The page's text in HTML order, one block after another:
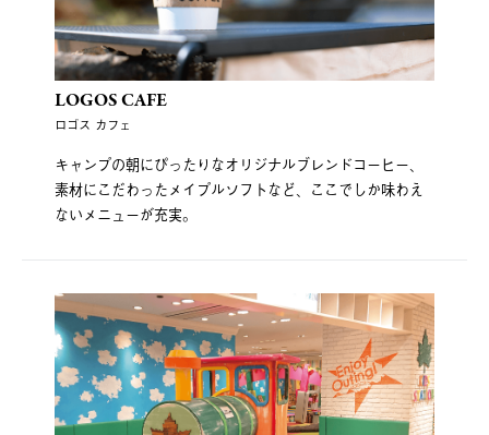
LOGOS CAFE
ロゴス カフェ
キャンプの朝にぴったりなオリジナルブレンドコーヒー、
素材にこだわったメイプルソフトなど、ここでしか味わえ
ないメニューが充実。